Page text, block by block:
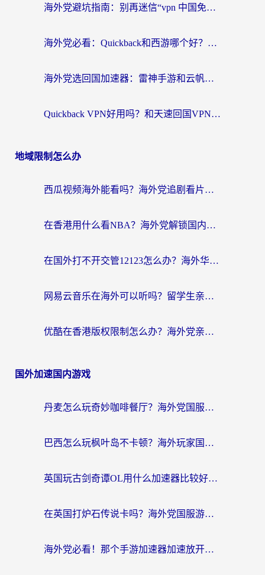
海外党避坑指南：别再迷信“vpn 中国免费”，选对回国加速器才能无缝刷国内资源
海外党必看：Quickback和西游哪个好？3个维度教你选对回国加速器
海外党选回国加速器：雷神手游和云帆哪个好？附3组对比+避坑指南
Quickback VPN好用吗？和天速回国VPN对比哪个回国效果更好？海外党必看的真实体验指南
地域限制怎么办
西瓜视频海外能看吗？海外党追剧看片的终极解决方案来了
在香港用什么看NBA？海外党解锁国内体育直播的终极攻略
在国外打不开交管12123怎么办？海外华人必看的回国加速全攻略
网易云音乐在海外可以听吗？留学生亲测有效的回国加速方案
优酷在香港版权限制怎么办？海外党亲测有效的追剧加速方案
国外加速国内游戏
丹麦怎么玩奇妙咖啡餐厅？海外党国服游戏加速全攻略（附灌篮高手元气骑士实测）
巴西怎么玩枫叶岛不卡顿？海外玩家国服游戏加速器终极指南（含战双野兽领主提速秘籍）
英国玩古剑奇谭OL用什么加速器比较好？留学生亲测有效的国服游戏加速指南
在英国打炉石传说卡吗？海外党国服游戏不卡顿的终极指南
海外党必看！那个手游加速器加速放开那三国3最好？一篇解决国服游戏卡顿难题